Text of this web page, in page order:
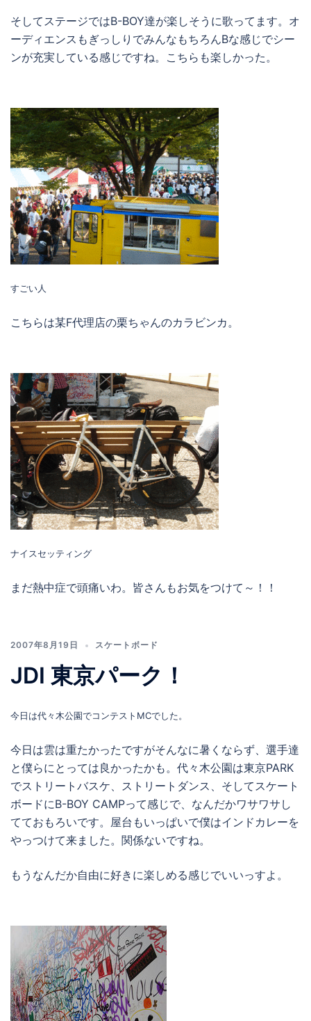
そしてステージではB-BOY達が楽しそうに歌ってます。オ
ーディエンスもぎっしりでみんなもちろんBな感じでシー
ンが充実している感じですね。こちらも楽しかった。
すごい人
こちらは某F代理店の栗ちゃんのカラビンカ。
ナイスセッティング
まだ熱中症で頭痛いわ。皆さんもお気をつけて～！！
2007年8月19日 スケートボード
JDI 東京パーク！
今日は代々木公園でコンテストMCでした。
今日は雲は重たかったですがそんなに暑くならず、選手達
と僕らにとっては良かったかも。代々木公園は東京PARK
でストリートバスケ、ストリートダンス、そしてスケート
ボードにB-BOY CAMPって感じで、なんだかワサワサし
てておもろいです。屋台もいっぱいで僕はインドカレーを
やっつけて来ました。関係ないですね。
もうなんだか自由に好きに楽しめる感じでいいっすよ。